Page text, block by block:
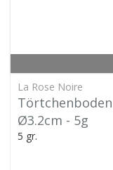
La Rose Noire
Ø3.2cm - 5g
5 gr.